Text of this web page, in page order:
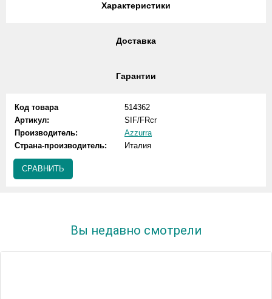
Характеристики
Доставка
Гарантии
Код товара
514362
Артикул:
SIF/FRcr
Производитель:
Azzurra
Страна-производитель:
Италия
СРАВНИТЬ
Вы недавно смотрели